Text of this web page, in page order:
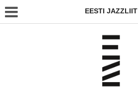
EESTI JAZZLIIT